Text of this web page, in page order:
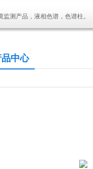
测产品，液相色谱，色谱柱。
品中心